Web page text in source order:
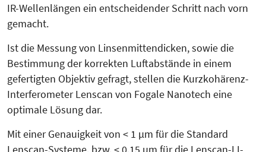
IR-Wel­len­längen ein entscheidender Schritt nach vorn
gemacht.
Ist die Messung von Linsenmitten­dicken, sowie die
Bestimmung der korrekten Luftabstände in einem
gefertigten Objektiv gefragt, stellen die Kurzkohärenz-
Interferometer Lenscan von Fogale Nanotech eine
optimale Lösung dar.
Mit einer Genauigkeit von < 1 µm für die Standard